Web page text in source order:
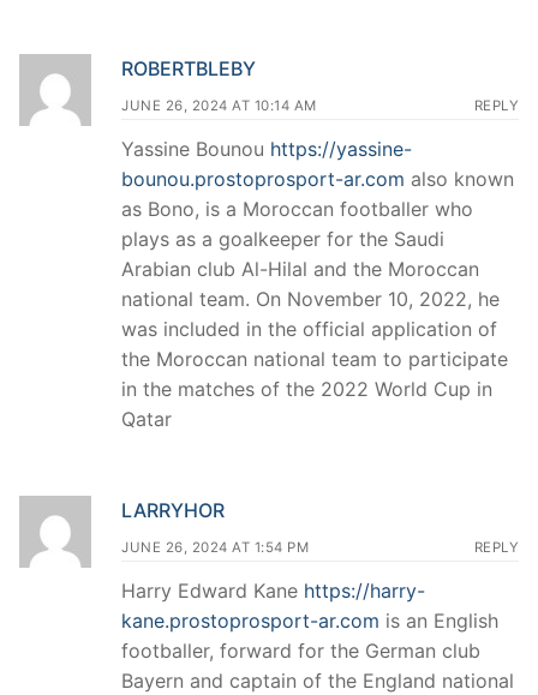
ROBERTBLEBY
JUNE 26, 2024 AT 10:14 AM REPLY
Yassine Bounou https://yassine-
bounou.prostoprosport-ar.com also known
as Bono, is a Moroccan footballer who
plays as a goalkeeper for the Saudi
Arabian club Al-Hilal and the Moroccan
national team. On November 10, 2022, he
was included in the official application of
the Moroccan national team to participate
in the matches of the 2022 World Cup in
Qatar
LARRYHOR
JUNE 26, 2024 AT 1:54 PM REPLY
Harry Edward Kane https://harry-
kane.prostoprosport-ar.com is an English
footballer, forward for the German club
Bayern and captain of the England national